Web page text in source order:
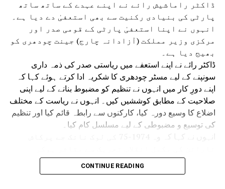
ڈاکٹر راماشیش رائے نے اپنے عہدے کے ساتھ ساتھ
پارٹی کی بنیادی رکنیت سے بھی استعفیٰ دے دیا ہے۔
انہوں نے اپنا استعفیٰ پارٹی کے قومی صدر اور
مرکزی وزیر مملکت (آزادانہ چارج) جینت چودھری کو
بھیج دیا ہے۔
ڈاکٹر رائے نے اپنے استعفے میں ریاستی صدر کی ذمہ داری
سونپنے کے لیے مسٹر چودھری کا شکریہ ادا کرتے ہوئے کہا کہ
اپنے دورِ کار میں انہوں نے تنظیم کو مضبوط بنانے کے لیے اپنی
صلاحیت کے مطابق کوششیں کیں۔ انہوں نے ریاست کے مختلف
اضلاع کا وسیع دورہ کیا، کارکنوں سے رابطہ قائم کیا اور تنظیم
کی توسیع و مضبوطی کے لیے مسلسل کام کیا۔
سیاست میں آئے تھے۔ اس وقت بدعنوانی، مہنگائی،
بے روزگاری، جمہوری اداروں کے زوال اور حکومت و
CONTINUE READING